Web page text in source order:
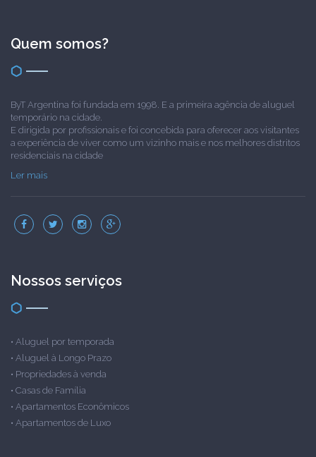
Quem somos?
ByT Argentina foi fundada em 1998. E a primeira agência de aluguel
temporário na cidade.
E dirigida por profissionais e foi concebida para oferecer aos visitantes
a experiência de viver como um vizinho mais e nos melhores distritos
residenciais na cidade
Ler mais
Nossos serviços
• Aluguel por temporada
• Aluguel à Longo Prazo
• Propriedades à venda
• Casas de Família
• Apartamentos Econômicos
• Apartamentos de Luxo